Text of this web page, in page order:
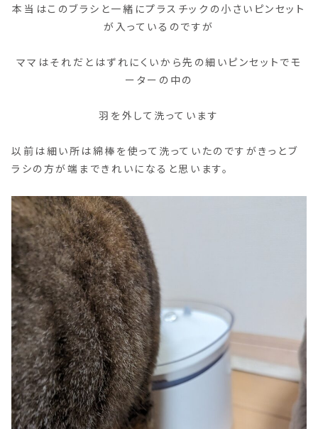
本当はこのブラシと一緒にプラスチックの小さいピンセット
が入っているのですが
ママはそれだとはずれにくいから先の細いピンセットでモ
ーターの中の
羽を外して洗っています
以前は細い所は綿棒を使って洗っていたのですがきっとブ
ラシの方が端まできれいになると思います。